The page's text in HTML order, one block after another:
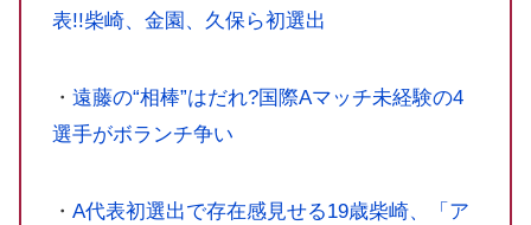
表!!柴崎、金園、久保ら初選出
・ 遠藤の“相棒”はだれ?国際Aマッチ未経験の4
選手がボランチ争い
・ A代表初選出で存在感見せる19歳柴崎、「ア